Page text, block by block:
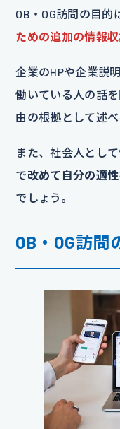
OB・OG訪問の目的
ための追加の情報
企業のHPや企業説
働いている人の話
由の根拠として述
また、社会人とし
で改めて自分の適
でしょう。
OB・OG訪